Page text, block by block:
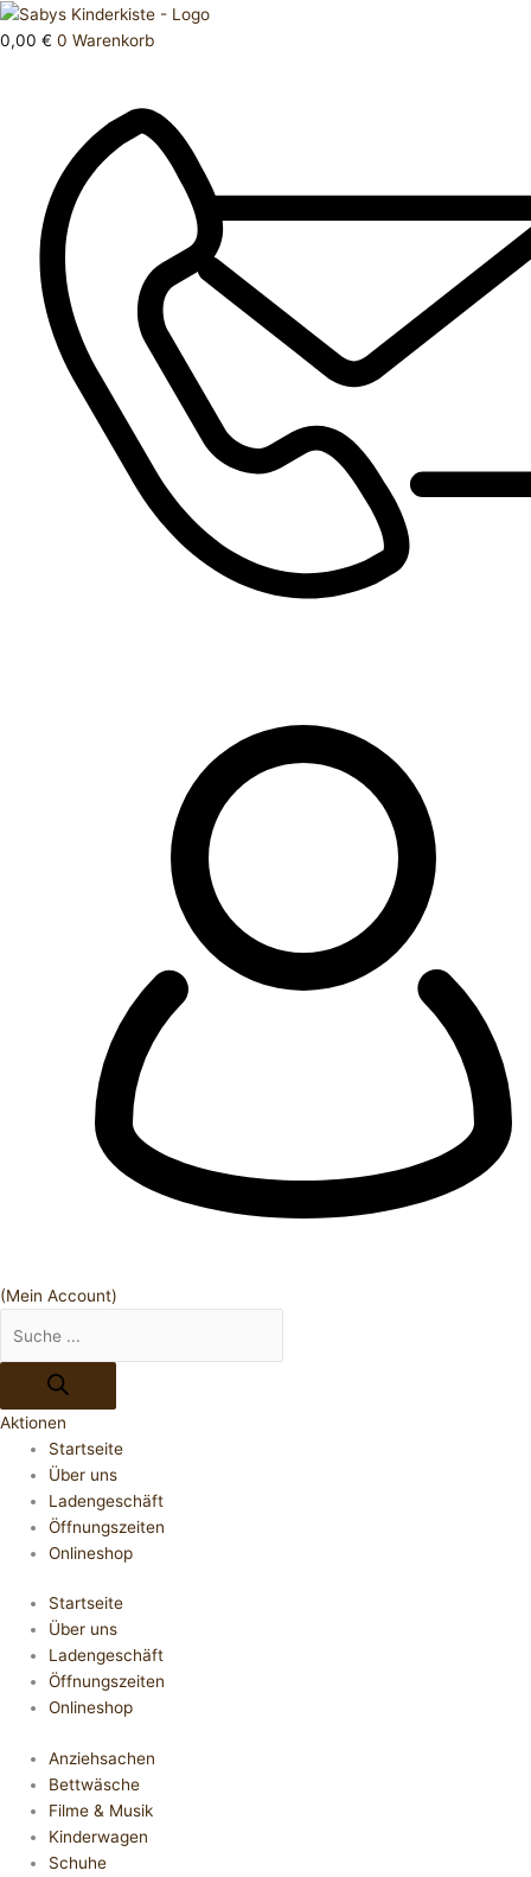
Zum
Inhalt
0,00 € 0 Warenkorb
(Mein Account)
Products
search
Aktionen
Startseite
Über uns
Ladengeschäft
Öffnungszeiten
Onlineshop
Startseite
Über uns
Ladengeschäft
Öffnungszeiten
Onlineshop
Anziehsachen
Bettwäsche
Filme & Musik
Kinderwagen
Schuhe
Body
kurz